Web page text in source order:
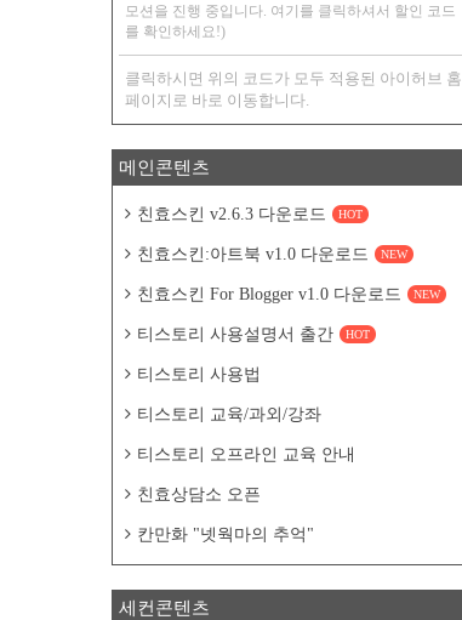
모션을 진행 중입니다. 여기를 클릭하셔서 할인 코드
를 확인하세요!)
클릭하시면 위의 코드가 모두 적용된 아이허브 홈
페이지로 바로 이동합니다.
메인콘텐츠
친효스킨 v2.6.3 다운로드 HOT
친효스킨:아트북 v1.0 다운로드 NEW
친효스킨 For Blogger v1.0 다운로드 NEW
티스토리 사용설명서 출간 HOT
티스토리 사용법
티스토리 교육/과외/강좌
티스토리 오프라인 교육 안내
친효상담소 오픈
칸만화 "넷웍마의 추억"
세컨콘텐츠